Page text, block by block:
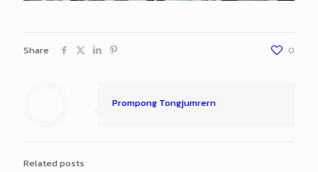
Share 0
Prompong Tongjumrern
Related posts